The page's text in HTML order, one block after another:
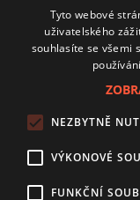
Přihlášením k
zpracování osobních
Zásady používání
Autoři
Nastavení cookies
Tyto webové
uživatelského
souhlasíte se všemi
NEZBYTNĚ
VÝKONOVÉ
FUNKČNÍ